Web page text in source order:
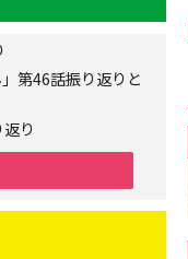
第46話振り返りと
り